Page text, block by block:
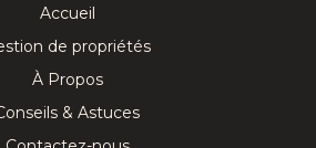
Accueil
de propriétés
À Propos
& Astuces